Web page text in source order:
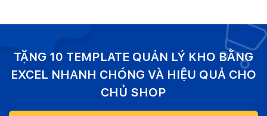
TẶNG 10 TEMPLATE QUẢN LÝ KHO BẰNG
EXCEL NHANH CHÓNG VÀ HIỆU QUẢ CHO
CHỦ SHOP